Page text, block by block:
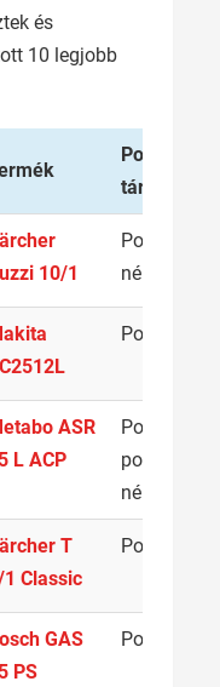
és
10 legjobb
Por
tárolása
10/1
Porzsák
nélküli
Porzsák
ASR
L ACP
Porzsák,
porzsák
nélküli
T
Classic
Porzsák
GAS
PS
Porzsák